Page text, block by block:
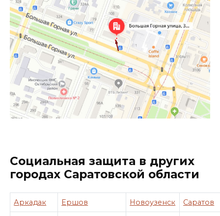
Социальная защита в других
городах Саратовской области
Аркадак Ершов Новоузенск Саратов